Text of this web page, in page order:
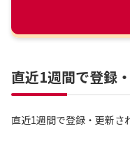
直近1週間で登録
直近1週間で登録・更新さ